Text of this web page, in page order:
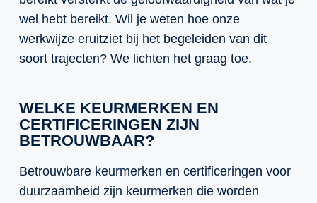
wel hebt bereikt. Wil je weten hoe onze
werkwijzeeruitziet bij het begeleiden van dit
soort trajecten? We lichten het graag toe.
WELKE KEURMERKEN EN
CERTIFICERINGEN ZIJN
BETROUWBAAR?
Betrouwbare keurmerken en certificeringen voor
duurzaamheid zijn keurmerken die worden